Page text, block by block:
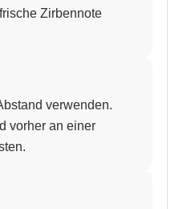
Zirbennote
verwenden.
vorher an einer